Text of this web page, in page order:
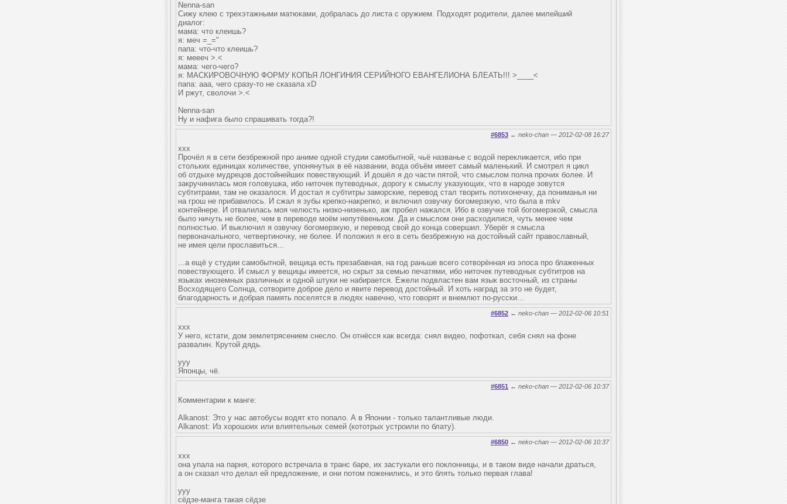
Nenna-san
Сижу клею с трехэтажными матюками, добралась до листа с оружием. Подходят родители, далее милейший
диалог:
мама: что клеишь?
я: меч =_="
папа: что-что клеишь?
я: меееч >.<
мама: чего-чего?
я: МАСКИРОВОЧНУЮ ФОРМУ КОПЬЯ ЛОНГИНИЯ СЕРИЙНОГО ЕВАНГЕЛИОНА БЛЕАТЬ!!! >____<
папа: ааа, чего сразу-то не сказала xD
И ржут, сволочи >.<
Nenna-san
Ну и нафига было спрашивать тогда?!
#6853 ← neko-chan — 2012-02-08 16:27
xxx
Прочёл я в сети безбрежной про аниме одной студии самобытной, чьё названье с водой перекликается, ибо при
стольких единицах количестве, упонянутых в её названии, вода объём имеет самый маленький. И смотрел я цикл
об отдыхе мудрецов достойнейших повествующий. И дошёл я до части пятой, что смыслом полна прочих более. И
закручинилась моя головушка, ибо ниточек путеводных, дорогу к смыслу указующих, что в народе зовутся
субтитрами, там не оказалося. И достал я субтитры заморские, перевод стал творить потихонечку, да пониманья ни
на грош не прибавилось. И сжал я зубы крепко-накрепко, и включил озвучку богомерзкую, что была в mkv
контейнере. И отвалилась моя челюсть низко-низенько, аж пробел нажался. Ибо в озвучке той богомерзкой, смысла
было ничуть не более, чем в переводе моём непутёвеньком. Да и смыслом они расходилися, чуть менее чем
полностью. И выключил я озвучку богомерзкую, и перевод свой до конца совершил. Уберёг я смысла
первоначального, четвертиночку, не более. И положил я его в сеть безбрежную на достойный сайт православный,
не имея цели прославиться...
...а ещё у студии самобытной, вещица есть презабавная, на год раньше всего сотворённая из эпоса про блаженных
повествующего. И смысл у вещицы имеется, но скрыт за семью печатями, ибо ниточек путеводных субтитров на
языках иноземных различных и одной штуки не набирается. Ежели подвластен вам язык восточный, из страны
Восходящего Солнца, сотворите доброе дело и явите перевод достойный. И хоть наград за это не будет,
благодарность и добрая память поселятся в людях навечно, что говорят и внемлют по-русски...
#6852 ← neko-chan — 2012-02-06 10:51
xxx
У него, кстати, дом землетрясением снесло. Он отнёсся как всегда: снял видео, пофоткал, себя снял на фоне
развалин. Крутой дядь.
yyy
Японцы, чё.
#6851 ← neko-chan — 2012-02-06 10:37
Комментарии к манге:
Alkanost: Это у нас автобусы водят кто попало. А в Японии - только талантливые люди.
Alkanost: Из хорошоих или влиятельных семей (кототрых устроили по блату).
#6850 ← neko-chan — 2012-02-06 10:37
xxx
она упала на парня, которого встречала в транс баре, их застукали его поклонницы, и в таком виде начали драться,
а он сказал что делал ей предложение, и они потом поженились, и это блять только первая глава!
yyy
сёдзе-манга такая сёдзе